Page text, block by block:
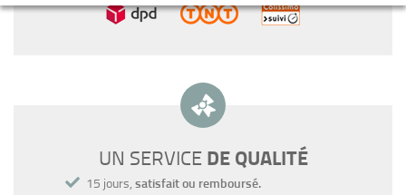
UN SERVICE DE QUALITÉ
15 jours, satisfait ou remboursé.